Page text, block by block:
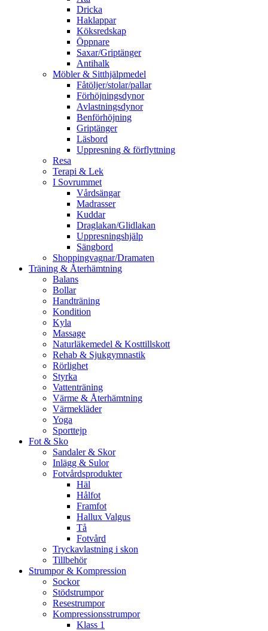
Dricka
Haklappar
Köksredskap
Öppnare
Saxar/Griptänger
Antihalk
Möbler & Sitthjälpmedel
Fåtöljer/stolar/pallar
Förhöjningsdynor
Avlastningsdynor
Benförhöjning
Griptänger
Läsbord
Uppresning & förflyttning
Resa
Terapi & Lek
I Sovrummet
Vårdsängar
Madrasser
Kuddar
Draglakan/Glidlakan
Uppresningshjälp
Sängbord
Shoppingvagnar/Dramaten
Träning & Återhämtning
Balans
Bollar
Handträning
Kondition
Kyla
Massage
Naturläkemedel & Kosttillskott
Rehab & Sjukgymnastik
Rörlighet
Styrka
Vattenträning
Värme & Återhämtning
Värmekläder
Yoga
Sporttejp
Fot & Sko
Sandaler & Skor
Inlägg & Sulor
Fotvårdsprodukter
Häl
Hålfot
Framfot
Hallux Valgus
Tå
Fotvård
Tryckavlastning i skon
Tillbehör
Strumpor & Kompression
Sockor
Stödstrumpor
Resestrumpor
Kompressionsstrumpor
Klass 1